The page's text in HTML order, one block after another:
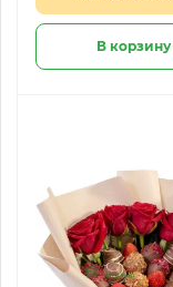
В корзину